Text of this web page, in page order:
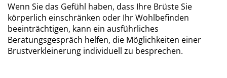
Wenn Sie das Gefühl haben, dass Ihre Brüste Sie
körperlich einschränken oder Ihr Wohlbefinden
beeinträchtigen, kann ein ausführliches
Beratungsgespräch helfen, die Möglichkeiten einer
Brustverkleinerung individuell zu besprechen.